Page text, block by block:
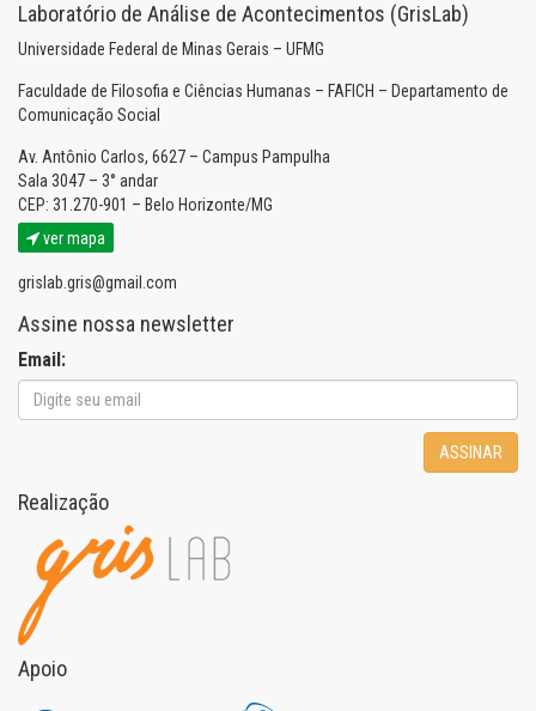
Laboratório de Análise de Acontecimentos (GrisLab)
Universidade Federal de Minas Gerais – UFMG
Faculdade de Filosofia e Ciências Humanas – FAFICH – Departamento de
Comunicação Social
Av. Antônio Carlos, 6627 – Campus Pampulha
Sala 3047 – 3° andar
CEP: 31.270-901 – Belo Horizonte/MG
ver mapa
grislab.gris@gmail.com
Assine nossa newsletter
Email:
ASSINAR
Realização
Apoio